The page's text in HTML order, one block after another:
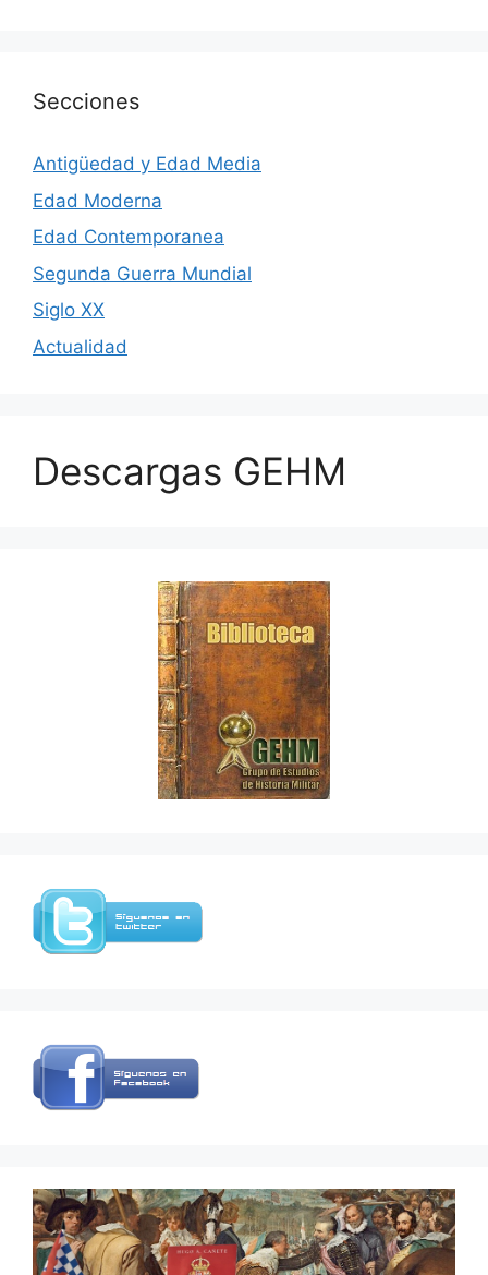
Secciones
Antigüedad y Edad Media
Edad Moderna
Edad Contemporanea
Segunda Guerra Mundial
Siglo XX
Actualidad
Descargas GEHM